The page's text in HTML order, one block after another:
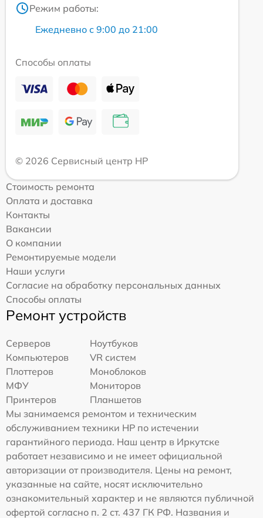
Режим работы:
Ежедневно с 9:00 до 21:00
Способы оплаты
© 2026 Сервисный центр HP
Стоимость ремонта
Оплата и доставка
Контакты
Вакансии
О компании
Ремонтируемые модели
Наши услуги
Согласие на обработку персональных данных
Способы оплаты
Ремонт устройств
Серверов
Ноутбуков
Компьютеров
VR систем
Плоттеров
Моноблоков
МФУ
Мониторов
Принтеров
Планшетов
Мы занимаемся ремонтом и техническим
обслуживанием техники HP по истечении
гарантийного периода. Наш центр в Иркутске
работает независимо и не имеет официальной
авторизации от производителя. Цены на ремонт,
указанные на сайте, носят исключительно
ознакомительный характер и не являются публичной
офертой согласно п. 2 ст. 437 ГК РФ. Названия и